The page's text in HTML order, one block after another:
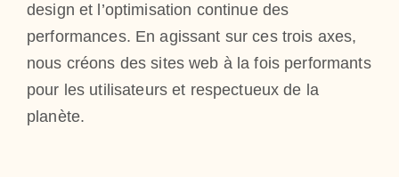
design et l’optimisation continue des
performances. En agissant sur ces trois axes,
nous créons des sites web à la fois performants
pour les utilisateurs et respectueux de la
planète.